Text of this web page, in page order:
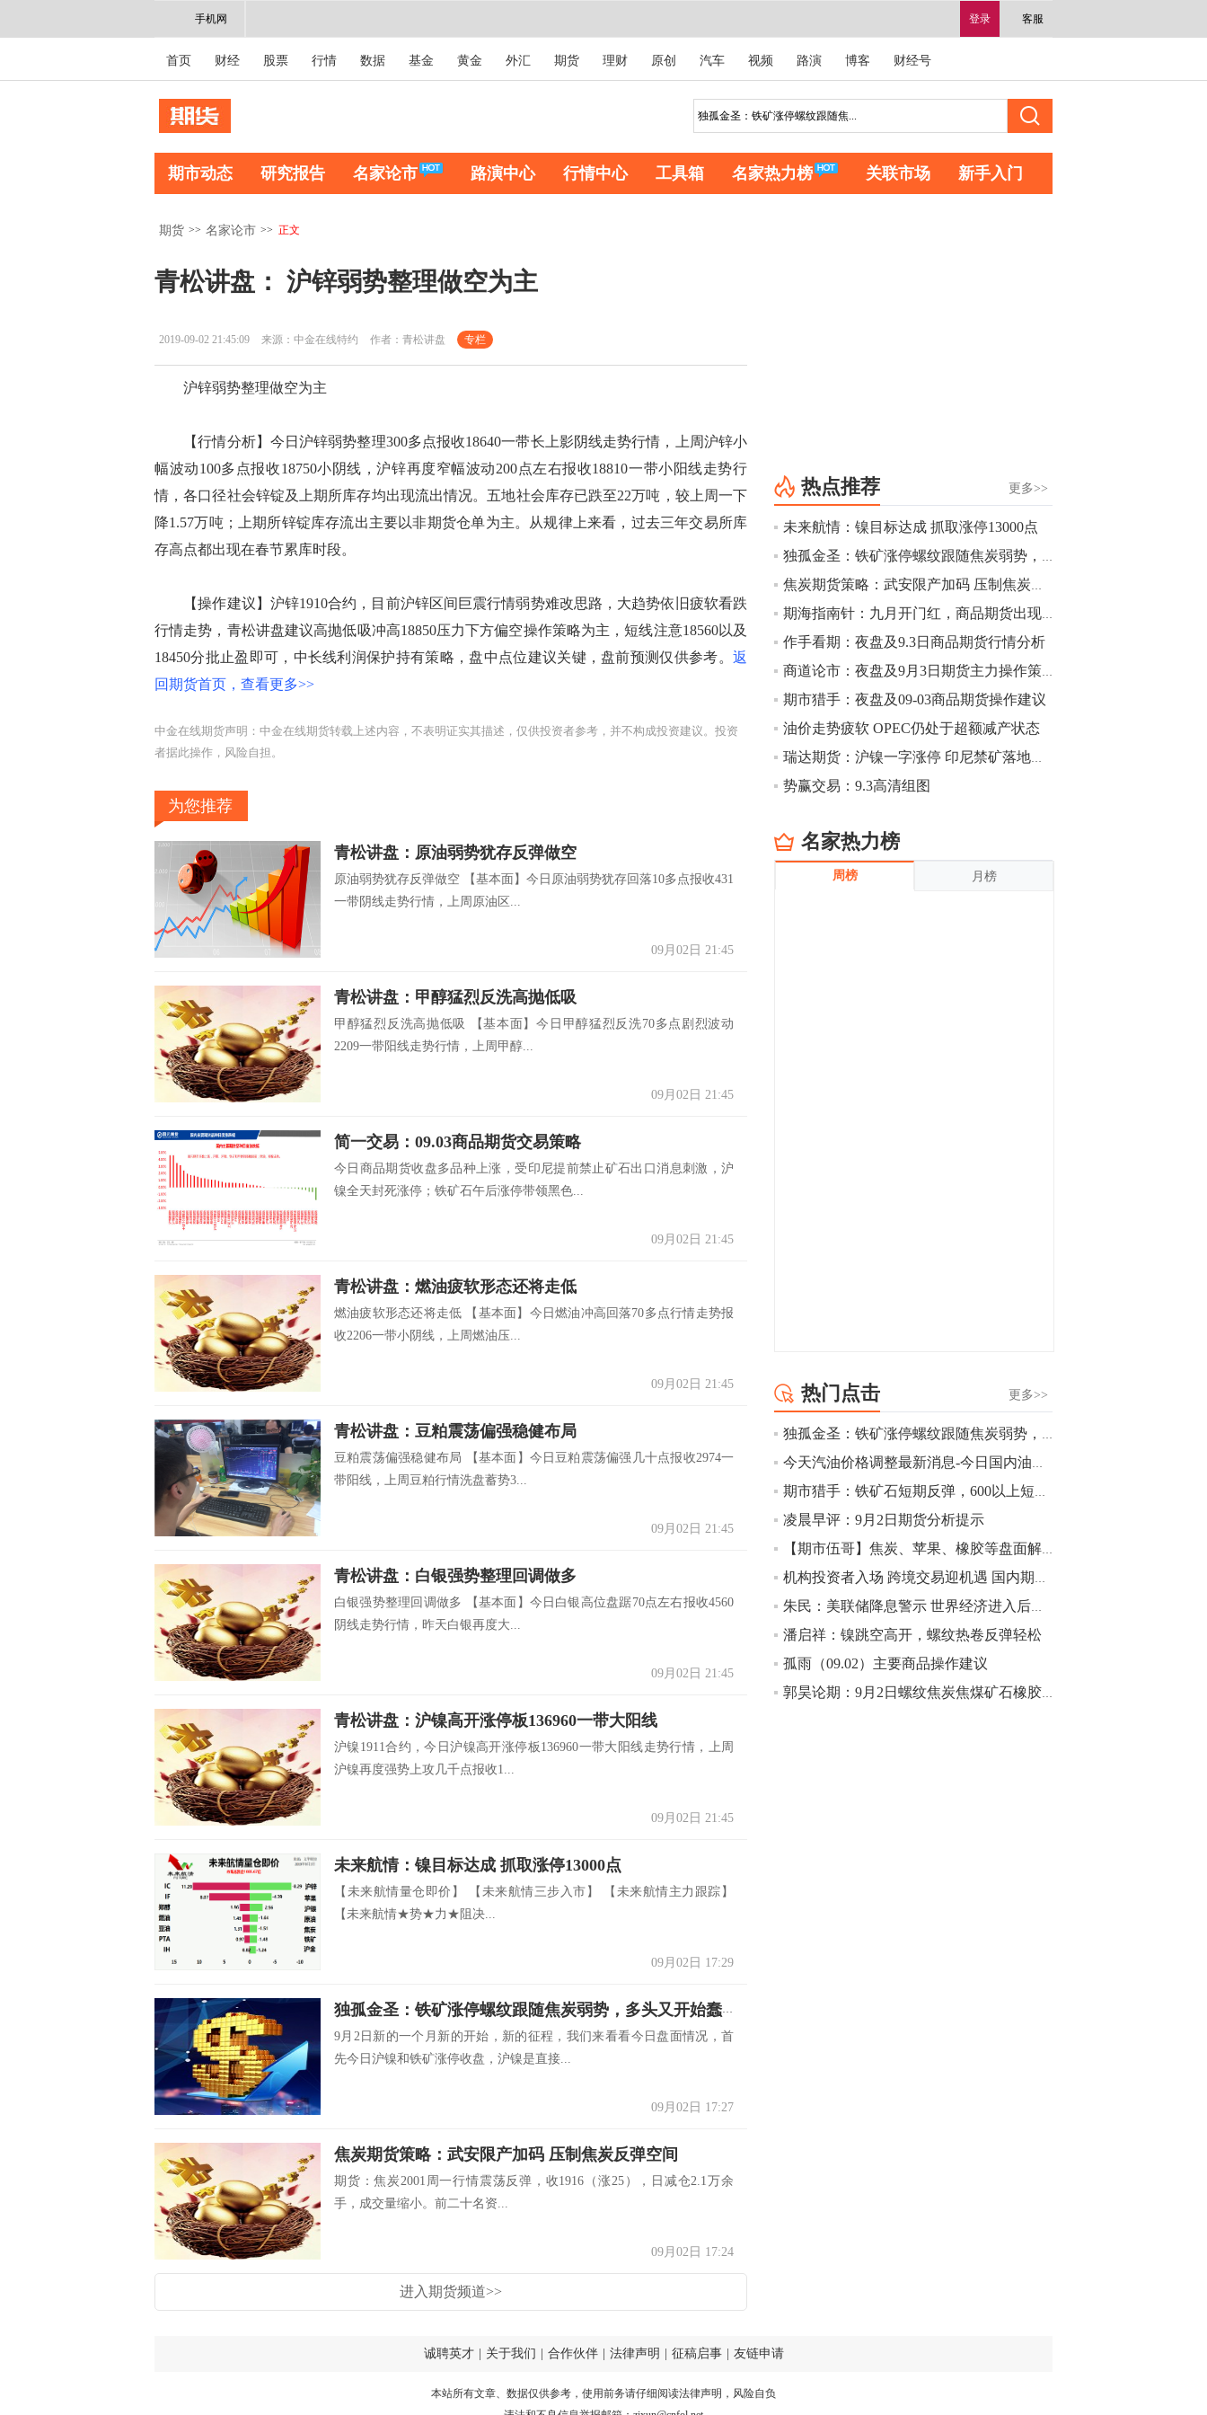
登录 客服
手机网
首页 财经 股票 行情 数据 基金 黄金 外汇 期货 理财 原创 汽车 视频 路演 博客 财经号
期市动态 研究报告 名家论市 路演中心 行情中心 工具箱 名家热力榜 关联市场 新手入门
期货 >> 名家论市 >> 正文
青松讲盘： 沪锌弱势整理做空为主
2019-09-02 21:45:09 来源：中金在线特约 作者：青松讲盘 专栏
沪锌弱势整理做空为主
【行情分析】今日沪锌弱势整理300多点报收18640一带长上影阴线走势行情，上周沪锌小
幅波动100多点报收18750小阴线，沪锌再度窄幅波动200点左右报收18810一带小阳线走势行
情，各口径社会锌锭及上期所库存均出现流出情况。五地社会库存已跌至22万吨，较上周一下
降1.57万吨；上期所锌锭库存流出主要以非期货仓单为主。从规律上来看，过去三年交易所库
存高点都出现在春节累库时段。
【操作建议】沪锌1910合约，目前沪锌区间巨震行情弱势难改思路，大趋势依旧疲软看跌
行情走势，青松讲盘建议高抛低吸冲高18850压力下方偏空操作策略为主，短线注意18560以及
18450分批止盈即可，中长线利润保护持有策略，盘中点位建议关键，盘前预测仅供参考。 返
回期货首页，查看更多>>
中金在线期货声明：中金在线期货转载上述内容，不表明证实其描述，仅供投资者参考，并不构成投资建议。投资
者据此操作，风险自担。
为您推荐
青松讲盘：原油弱势犹存反弹做空
原油弱势犹存反弹做空 【基本面】今日原油弱势犹存回落10多点报收431
一带阴线走势行情，上周原油区...
09月02日 21:45
青松讲盘：甲醇猛烈反洗高抛低吸
甲醇猛烈反洗高抛低吸 【基本面】今日甲醇猛烈反洗70多点剧烈波动
2209一带阳线走势行情，上周甲醇...
09月02日 21:45
简一交易：09.03商品期货交易策略
今日商品期货收盘多品种上涨，受印尼提前禁止矿石出口消息刺激，沪
镍全天封死涨停；铁矿石午后涨停带领黑色...
09月02日 21:45
青松讲盘：燃油疲软形态还将走低
燃油疲软形态还将走低 【基本面】今日燃油冲高回落70多点行情走势报
收2206一带小阴线，上周燃油压...
09月02日 21:45
青松讲盘：豆粕震荡偏强稳健布局
豆粕震荡偏强稳健布局 【基本面】今日豆粕震荡偏强几十点报收2974一
带阳线，上周豆粕行情洗盘蓄势3...
09月02日 21:45
青松讲盘：白银强势整理回调做多
白银强势整理回调做多 【基本面】今日白银高位盘踞70点左右报收4560
阴线走势行情，昨天白银再度大...
09月02日 21:45
青松讲盘：沪镍高开涨停板136960一带大阳线
沪镍1911合约，今日沪镍高开涨停板136960一带大阳线走势行情，上周
沪镍再度强势上攻几千点报收1...
09月02日 21:45
未来航情：镍目标达成 抓取涨停13000点
【未来航情量仓即价】 【未来航情三步入市】 【未来航情主力跟踪】
【未来航情★势★力★阻决...
09月02日 17:29
独孤金圣：铁矿涨停螺纹跟随焦炭弱势，多头又开始蠢蠢欲动？
9月2日新的一个月新的开始，新的征程，我们来看看今日盘面情况，首
先今日沪镍和铁矿涨停收盘，沪镍是直接...
09月02日 17:27
焦炭期货策略：武安限产加码 压制焦炭反弹空间
期货：焦炭2001周一行情震荡反弹，收1916（涨25），日减仓2.1万余
手，成交量缩小。前二十名资...
09月02日 17:24
进入期货频道>>
更多>>
热点推荐
未来航情：镍目标达成 抓取涨停13000点
独孤金圣：铁矿涨停螺纹跟随焦炭弱势，多头又开始蠢蠢欲动？
焦炭期货策略：武安限产加码 压制焦炭反弹空间
期海指南针：九月开门红，商品期货出现涨停潮
作手看期：夜盘及9.3日商品期货行情分析
商道论市：夜盘及9月3日期货主力操作策略
期市猎手：夜盘及09-03商品期货操作建议
油价走势疲软 OPEC仍处于超额减产状态
瑞达期货：沪镍一字涨停 印尼禁矿落地
势赢交易：9.3高清组图
名家热力榜
周榜 月榜
更多>>
热门点击
独孤金圣：铁矿涨停螺纹跟随焦炭弱势，多头又开始蠢蠢欲动？
今天汽油价格调整最新消息-今日国内油价查询（2019年9月2日）
期市猎手：铁矿石短期反弹，600以上短多思路
凌晨早评：9月2日期货分析提示
【期市伍哥】焦炭、苹果、橡胶等盘面解析
机构投资者入场 跨境交易迎机遇 国内期货市场走出国际范儿
朱民：美联储降息警示 世界经济进入后危机时代
潘启祥：镍跳空高开，螺纹热卷反弹轻松
孤雨（09.02）主要商品操作建议
郭昊论期：9月2日螺纹焦炭焦煤矿石橡胶操作盘前观点
诚聘英才 关于我们 合作伙伴 法律声明 征稿启事 友链申请
本站所有文章、数据仅供参考，使用前务请仔细阅读法律声明 ，风险自负